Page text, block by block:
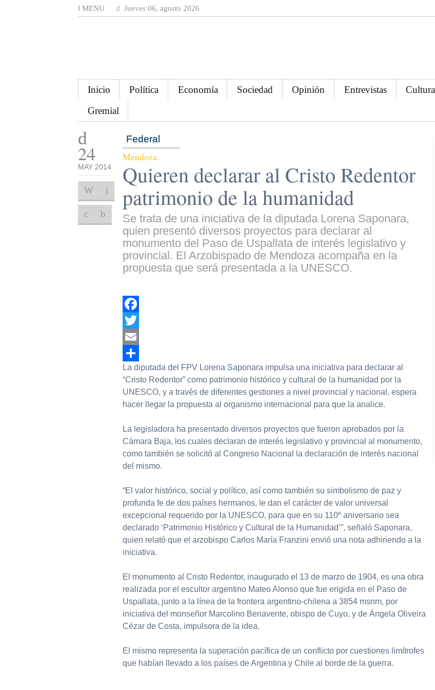
MENU Jueves 06, agosto 2026
Inicio Política Economía Sociedad Opinión Entrevistas Cultura
Gremial
24
MAY 2014
Federal
Mendoza
Quieren declarar al Cristo Redentor
patrimonio de la humanidad
Se trata de una iniciativa de la diputada Lorena Saponara,
quien presentó diversos proyectos para declarar al
monumento del Paso de Uspallata de interés legislativo y
provincial. El Arzobispado de Mendoza acompaña en la
propuesta que será presentada a la UNESCO.
Facebook
Twitter
Email
Compartir
La diputada del FPV Lorena Saponara impulsa una iniciativa para declarar al
“Cristo Redentor” como patrimonio histórico y cultural de la humanidad por la
UNESCO, y a través de diferentes gestiones a nivel provincial y nacional, espera
hacer llegar la propuesta al organismo internacional para que la analice.
La legisladora ha presentado diversos proyectos que fueron aprobados por la
Cámara Baja, los cuales declaran de interés legislativo y provincial al monumento,
como también se solicitó al Congreso Nacional la declaración de interés nacional
del mismo.
“El valor histórico, social y político, así como también su simbolismo de paz y
profunda fe de dos países hermanos, le dan el carácter de valor universal
excepcional requerido por la UNESCO, para que en su 110º aniversario sea
declarado ‘Patrimonio Histórico y Cultural de la Humanidad’”, señaló Saponara,
quien relató que el arzobispo Carlos María Franzini envió una nota adhiriendo a la
iniciativa.
El monumento al Cristo Redentor, inaugurado el 13 de marzo de 1904, es una obra
realizada por el escultor argentino Mateo Alonso que fue erigida en el Paso de
Uspallata, junto a la línea de la frontera argentino-chilena a 3854 msnm, por
iniciativa del monseñor Marcolino Benavente, obispo de Cuyo, y de Ángela Oliveira
Cézar de Costa, impulsora de la idea.
El mismo representa la superación pacífica de un conflicto por cuestiones limítrofes
que habían llevado a los países de Argentina y Chile al borde de la guerra.